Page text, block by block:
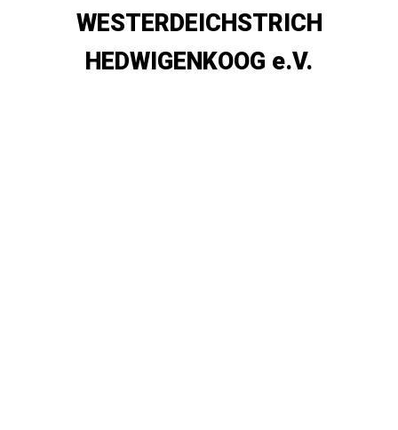
WESTERDEICHSTRICH
HEDWIGENKOOG e.V.